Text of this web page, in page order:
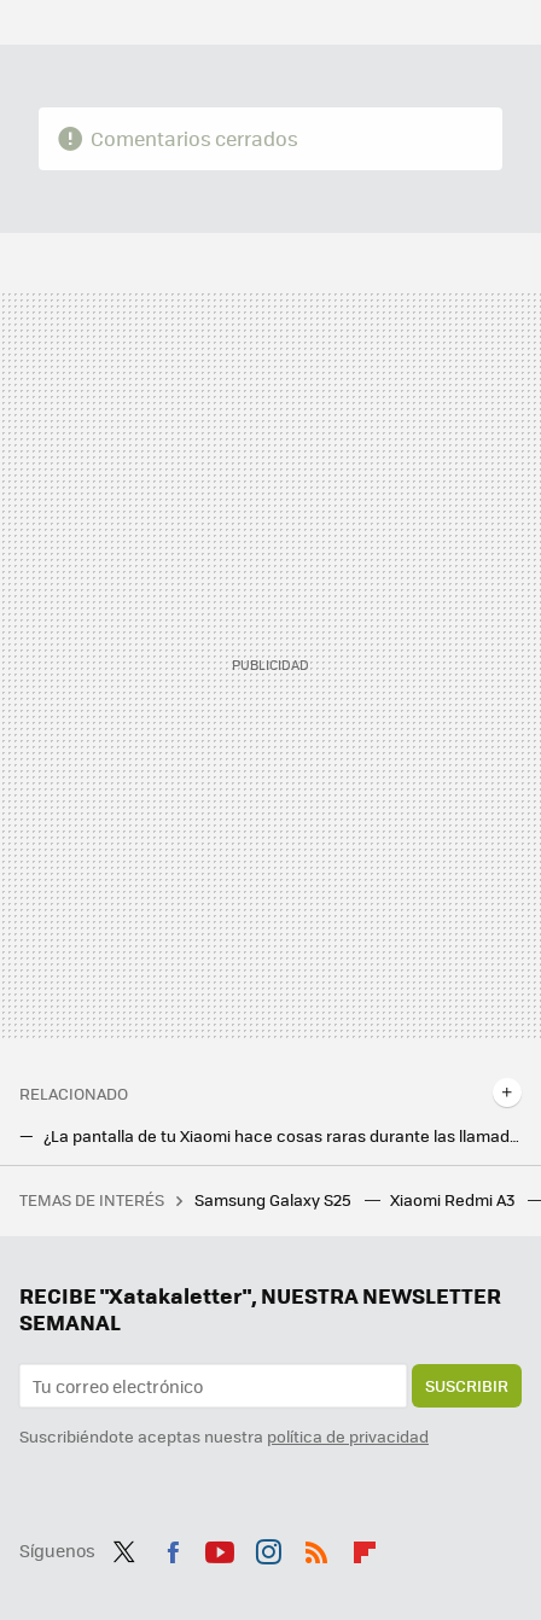
Comentarios cerrados
RELACIONADO
Todas las maneras de ajustar el brillo de pantalla en tu móvil Xiaomi
No es un error: Lidl tiene su set básico para Smart Home a un precio nunca visto
TEMAS DE INTERÉS Samsung Galaxy S25 Xiaomi Redmi A3
RECIBE "Xatakaletter", NUESTRA NEWSLETTER
SEMANAL
SUSCRIBIR
Suscribiéndote aceptas nuestra política de privacidad
Síguenos